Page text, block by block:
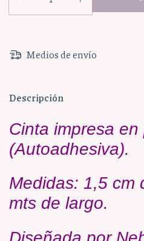
Medios de envío
Descripción
Cinta impresa
(Autoadhesiva).
Medidas: 1,5 cm
mts de largo.